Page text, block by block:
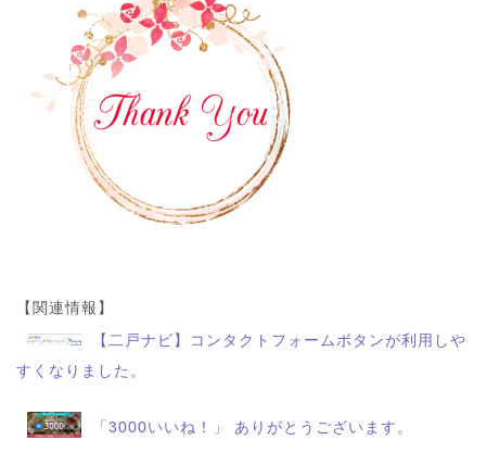
【関連情報】
【二戸ナビ】コンタクトフォームボタンが利用しや
すくなりました。
「3000いいね！」 ありがとうございます。